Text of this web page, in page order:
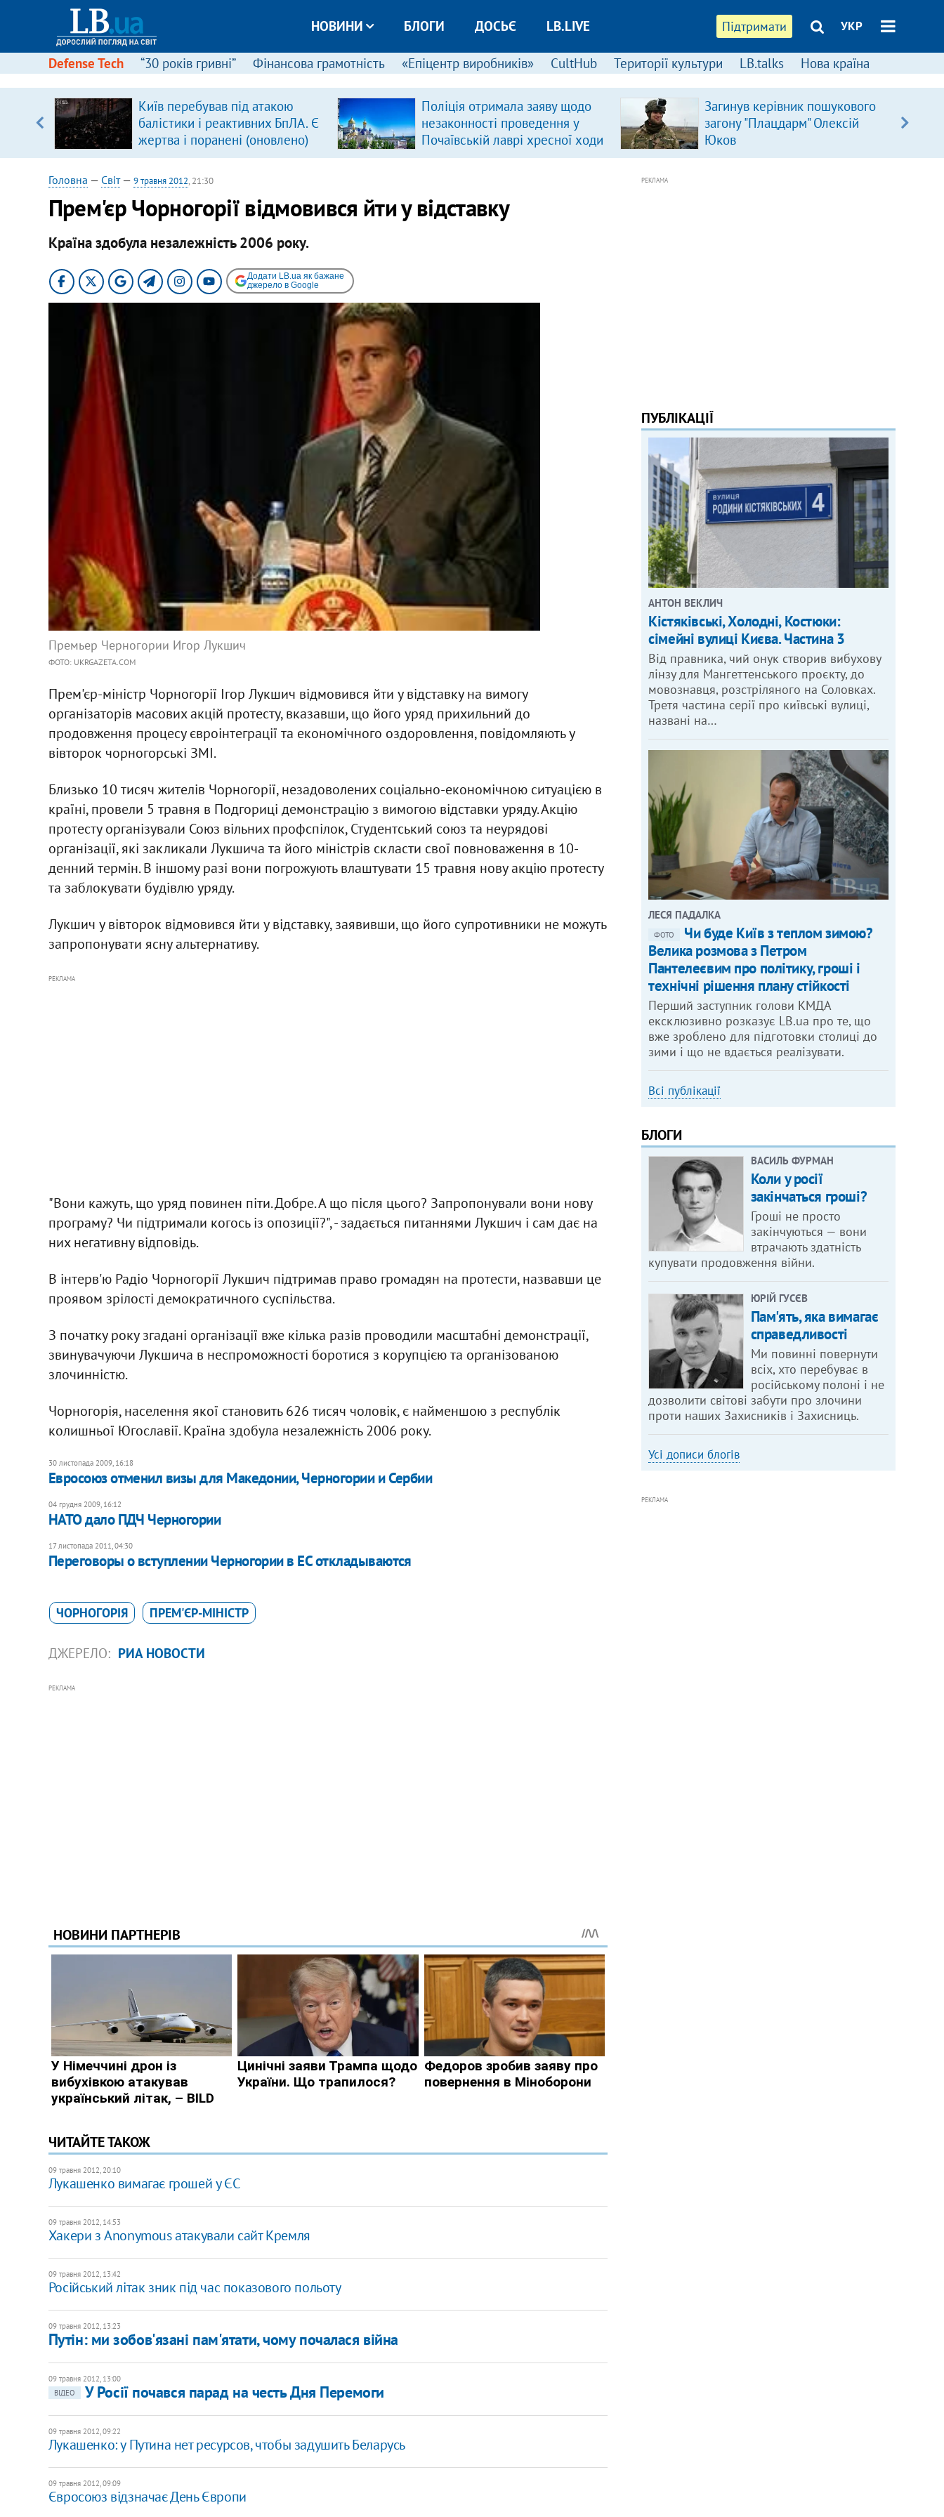
Підтримати УКР
НОВИНИ БЛОГИ ДОСЬЄ LB.LIVE
Defense Tech “30 років гривні” Фінансова грамотність «Епіцентр виробників» CultHub Території культури LB.talks Нова країна
Київ перебував під атакою
балістики і реактивних БпЛА. Є
жертва і поранені (оновлено)
Поліція отримала заяву щодо
незаконності проведення у
Почаївській лаврі хресної ходи
Загинув керівник пошукового
загону "Плацдарм" Олексій
Юков
Головна — Світ— 9 травня 2012, 21:30
Прем'єр Чорногорії відмовився йти у відставку
Країна здобула незалежність 2006 року.
Додати LB.ua як бажане
джерело в Google
Премьер Черногории Игор Лукшич
ФОТО: UKRGAZETA.COM
Прем'єр-міністр Чорногорії Ігор Лукшич відмовився йти у відставку на вимогу
організаторів масових акцій протесту, вказавши, що його уряд прихильний до
продовження процесу євроінтеграції та економічного оздоровлення, повідомляють у
вівторок чорногорські ЗМІ.
Близько 10 тисяч жителів Чорногорії, незадоволених соціально-економічною ситуацією в
країні, провели 5 травня в Подгориці демонстрацію з вимогою відставки уряду. Акцію
протесту організували Союз вільних профспілок, Студентський союз та неурядові
організації, які закликали Лукшича та його міністрів скласти свої повноваження в 10-
денний термін. В іншому разі вони погрожують влаштувати 15 травня нову акцію протесту
та заблокувати будівлю уряду.
Лукшич у вівторок відмовився йти у відставку, заявивши, що його супротивники не можуть
запропонувати ясну альтернативу.
РЕКЛАМА
"Вони кажуть, що уряд повинен піти. Добре. А що після цього? Запропонували вони нову
програму? Чи підтримали когось із опозиції?", - задається питаннями Лукшич і сам дає на
них негативну відповідь.
В інтерв'ю Радіо Чорногорії Лукшич підтримав право громадян на протести, назвавши це
проявом зрілості демократичного суспільства.
З початку року згадані організації вже кілька разів проводили масштабні демонстрації,
звинувачуючи Лукшича в неспроможності боротися з корупцією та організованою
злочинністю.
Чорногорія, населення якої становить 626 тисяч чоловік, є найменшою з республік
колишньої Югославії. Країна здобула незалежність 2006 року.
30 листопада 2009, 16:18
Евросоюз отменил визы для Македонии, Черногории и Сербии
04 грудня 2009, 16:12
НАТО дало ПДЧ Черногории
17 листопада 2011, 04:30
Переговоры о вступлении Черногории в ЕС откладываются
ЧОРНОГОРІЯ ПРЕМ'ЄР-МІНІСТР
ДЖЕРЕЛО: РИА НОВОСТИ
РЕКЛАМА
ЧИТАЙТЕ ТАКОЖ
09 травня 2012, 20:10
Лукашенко вимагає грошей у ЄС
09 травня 2012, 14:53
Хакери з Anonymous атакували сайт Кремля
09 травня 2012, 13:42
Російський літак зник під час показового польоту
09 травня 2012, 13:23
Путін: ми зобов'язані пам'ятати, чому почалася війна
09 травня 2012, 13:00
ВІДЕО
У Росії почався парад на честь Дня Перемоги
09 травня 2012, 09:22
Лукашенко: у Путина нет ресурсов, чтобы задушить Беларусь
09 травня 2012, 09:09
Євросоюз відзначає День Європи
РЕКЛАМА
ПУБЛІКАЦІЇ
АНТОН ВЕКЛИЧ
Кістяківські, Холодні, Костюки:
сімейні вулиці Києва. Частина 3
Від правника, чий онук створив вибухову
лінзу для Мангеттенського проєкту, до
мовознавця, розстріляного на Соловках.
Третя частина серії про київські вулиці,
названі на…
ЛЕСЯ ПАДАЛКА
ФОТО
Чи буде Київ з теплом зимою?
Велика розмова з Петром
Пантелеєвим про політику, гроші і
технічні рішення плану стійкості
Перший заступник голови КМДА
ексклюзивно розказує LB.ua про те, що
вже зроблено для підготовки столиці до
зими і що не вдається реалізувати.
Всі публікації
БЛОГИ
ВАСИЛЬ ФУРМАН
Коли у росії
закінчаться гроші?
Гроші не просто
закінчуються — вони
втрачають здатність
купувати продовження війни.
ЮРІЙ ГУСЄВ
Пам'ять, яка вимагає
справедливості
Ми повинні повернути
всіх, хто перебуває в
російському полоні і не
дозволити світові забути про злочини
проти наших Захисників і Захисниць.
Усі дописи блогів
РЕКЛАМА